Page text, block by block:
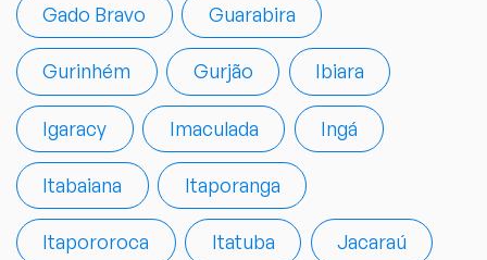
Gado Bravo Guarabira
Gurinhém Gurjão Ibiara
Igaracy Imaculada Ingá
Itabaiana Itaporanga
Itapororoca Itatuba Jacaraú